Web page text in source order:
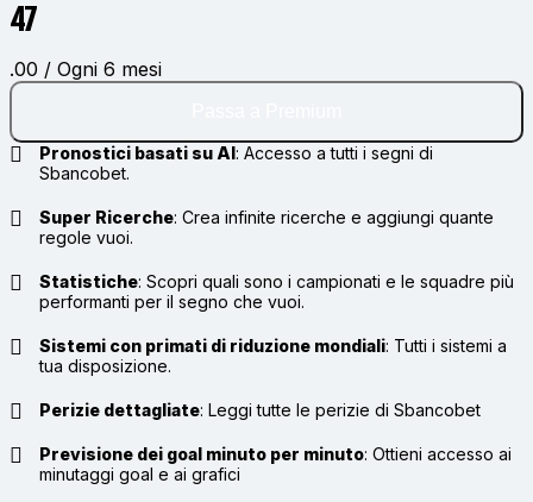
47
.00 / Ogni 6 mesi
Pronostici basati su AI : Accesso a tutti i segni di
Sbancobet.
Super Ricerche: Crea infinite ricerche e aggiungi quante
regole vuoi.
Statistiche: Scopri quali sono i campionati e le squadre più
performanti per il segno che vuoi.
Sistemi con primati di riduzione mondiali: Tutti i sistemi a
tua disposizione.
Perizie dettagliate: Leggi tutte le perizie di Sbancobet
Previsione dei goal minuto per minuto: Ottieni accesso ai
minutaggi goal e ai grafici